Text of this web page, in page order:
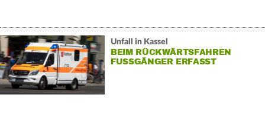
Unfall in Kassel
BEIM RÜCKWÄRTSFAHREN
FUSSGÄNGER ERFASST